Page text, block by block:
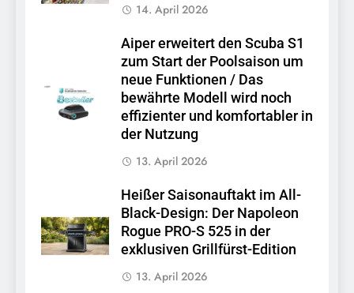
14. April 2026
Aiper erweitert den Scuba S1
zum Start der Poolsaison um
neue Funktionen / Das
bewährte Modell wird noch
effizienter und komfortabler in
der Nutzung
13. April 2026
Heißer Saisonauftakt im All-
Black-Design: Der Napoleon
Rogue PRO-S 525 in der
exklusiven Grillfürst-Edition
13. April 2026